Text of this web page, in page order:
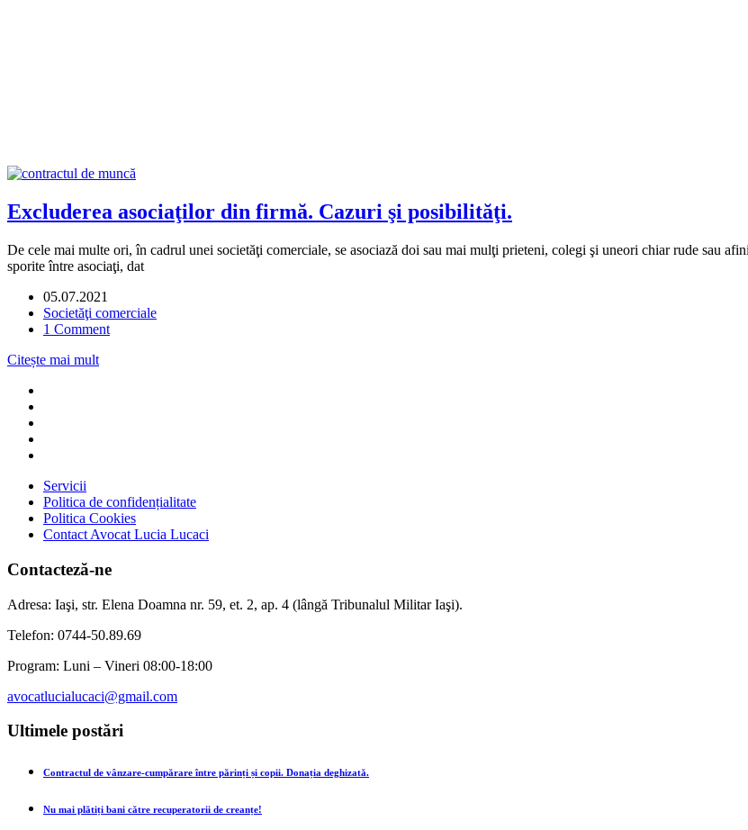
Excluderea asociaţilor din firmă. Cazuri şi posibilităţi.
De cele mai multe ori, în cadrul unei societăţi comerciale, se asociază doi sau mai mulţi prieteni, colegi şi uneori chiar rude sau
sporite între asociaţi, dat
05.07.2021
Societăţi comerciale
1 Comment
Citește mai mult
Servicii
Politica de confidențialitate
Politica Cookies
Contact Avocat Lucia Lucaci
Contacteză-ne
Adresa: Iaşi, str. Elena Doamna nr. 59, et. 2, ap. 4 (lângă Tribunalul Militar Iaşi).
Telefon: 0744-50.89.69
Program: Luni – Vineri 08:00-18:00
avocatlucialucaci@gmail.com
Ultimele postări
Contractul de vânzare-cumpărare între părinți și copii. Donația deghizată.
Nu mai plătiți bani către recuperatorii de creanțe!